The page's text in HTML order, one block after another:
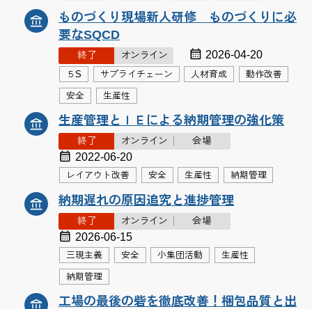
ものづくり現場新人研修 ものづくりに必
要なSQCD
終了 オンライン 2026-04-20
５S サプライチェーン 人材育成 動作改善
安全 生産性
生産管理とＩＥによる納期管理の強化策
終了 オンライン 会場
2022-06-20
レイアウト改善 安全 生産性 納期管理
納期遅れの原因追究と進捗管理
終了 オンライン 会場
2026-06-15
三現主義 安全 小集団活動 生産性
納期管理
工場の最後の砦を徹底改善！梱包品質と出